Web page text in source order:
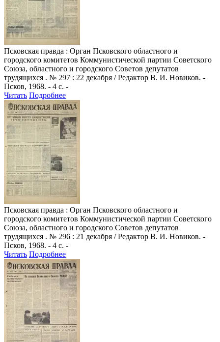
Псковская правда : Орган Псковского областного и
городского комитетов Коммунистической партии Советского
Союза, областного и городского Советов депутатов
трудящихся . № 297 : 22 декабря / Редактор В. И. Новиков. -
Псков, 1968. - 4 с. -
Читать Подробнее
Псковская правда : Орган Псковского областного и
городского комитетов Коммунистической партии Советского
Союза, областного и городского Советов депутатов
трудящихся . № 296 : 21 декабря / Редактор В. И. Новиков. -
Псков, 1968. - 4 с. -
Читать Подробнее